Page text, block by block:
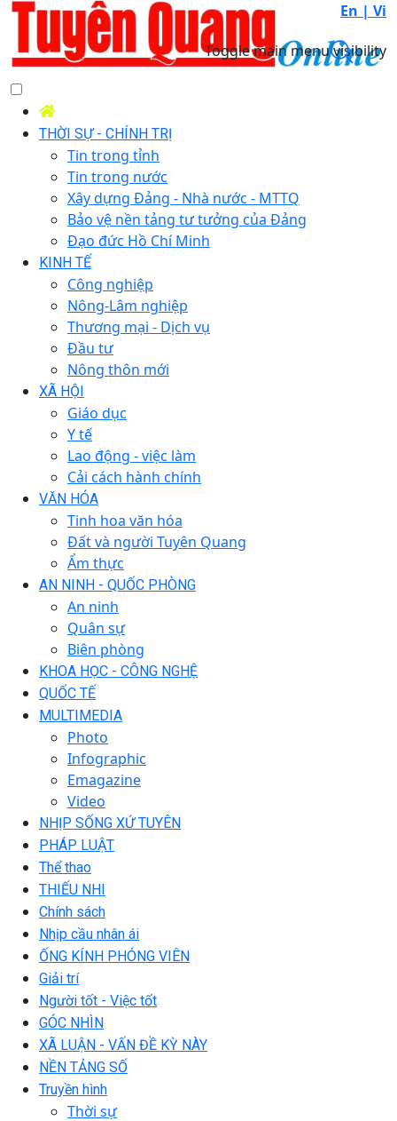
En | Vi
Toggle main menu visibility
THỜI SỰ - CHÍNH TRỊ
Tin trong tỉnh
Tin trong nước
Xây dựng Đảng - Nhà nước - MTTQ
Bảo vệ nền tảng tư tưởng của Đảng
Đạo đức Hồ Chí Minh
KINH TẾ
Công nghiệp
Nông-Lâm nghiệp
Thương mại - Dịch vụ
Đầu tư
Nông thôn mới
XÃ HỘI
Giáo dục
Y tế
Lao động - việc làm
Cải cách hành chính
VĂN HÓA
Tinh hoa văn hóa
Đất và người Tuyên Quang
Ẩm thực
AN NINH - QUỐC PHÒNG
An ninh
Quân sự
Biên phòng
KHOA HỌC - CÔNG NGHỆ
QUỐC TẾ
MULTIMEDIA
Photo
Infographic
Emagazine
Video
NHỊP SỐNG XỨ TUYÊN
PHÁP LUẬT
Thể thao
THIẾU NHI
Chính sách
Nhịp cầu nhân ái
ỐNG KÍNH PHÓNG VIÊN
Giải trí
Người tốt - Việc tốt
GÓC NHÌN
XÃ LUẬN - VẤN ĐỀ KỲ NÀY
NỀN TẢNG SỐ
Truyền hình
Thời sự